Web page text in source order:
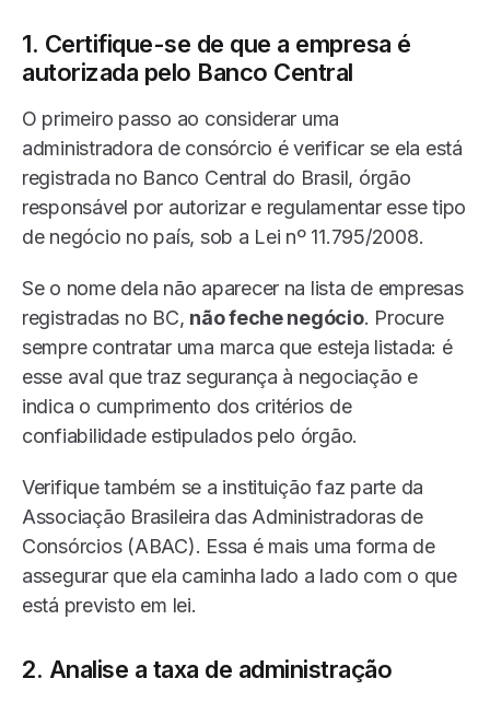
1. Certifique-se de que a empresa é
autorizada pelo Banco Central
O primeiro passo ao considerar uma
administradora de consórcio é verificar se ela está
registrada no Banco Central do Brasil, órgão
responsável por autorizar e regulamentar esse tipo
de negócio no país, sob a Lei nº 11.795/2008.
Se o nome dela não aparecer na lista de empresas
registradas no BC, não feche negócio. Procure
sempre contratar uma marca que esteja listada: é
esse aval que traz segurança à negociação e
indica o cumprimento dos critérios de
confiabilidade estipulados pelo órgão.
Verifique também se a instituição faz parte da
Associação Brasileira das Administradoras de
Consórcios (ABAC). Essa é mais uma forma de
assegurar que ela caminha lado a lado com o que
está previsto em lei.
2. Analise a taxa de administração